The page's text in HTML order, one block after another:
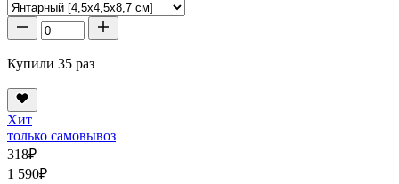
Купили 35 раз
Хит
только самовывоз
318₽
1 590₽